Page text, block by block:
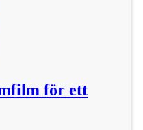
för ett